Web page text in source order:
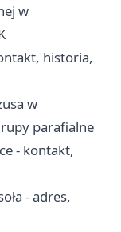
w
historia,
w
parafialne
- kontakt,
- adres,